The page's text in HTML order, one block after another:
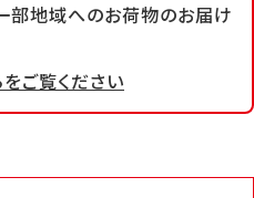
部地域へのお荷物のお届け
ご覧ください